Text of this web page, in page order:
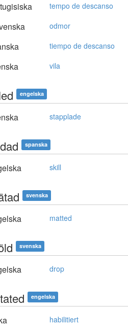
tempo de descanso
odmor
tiempo de descanso
vila
engelska
stapplade
spanska
skill
svenska
matted
svenska
drop
engelska
habilitiert